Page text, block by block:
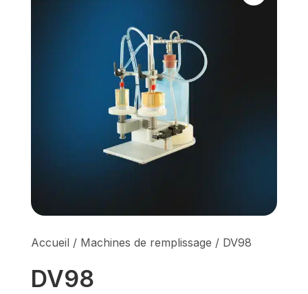
Accueil / Machines de remplissage / DV98
DV98